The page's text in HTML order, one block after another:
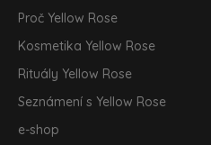
Proč Yellow Rose
Kosmetika Yellow Rose
Rituály Yellow Rose
Seznámení s Yellow Rose
e-shop